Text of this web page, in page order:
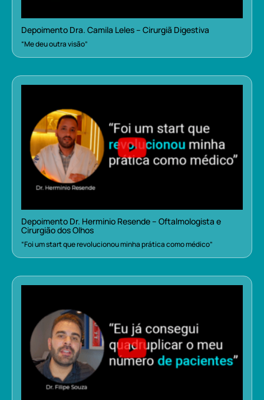
Depoimento Dra. Camila Leles – Cirurgiã Digestiva
“Me deu outra visão”
Depoimento Dr. Herminio Resende – Oftalmologista e
Cirurgião dos Olhos
“Foi um start que revolucionou minha prática como médico”